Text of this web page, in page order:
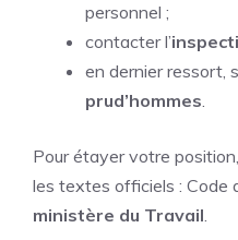
personnel ;
contacter l’
en dernier ressort,
prud’hommes.
Pour étayer votre
les textes officiels : Code
ministère du Travail.